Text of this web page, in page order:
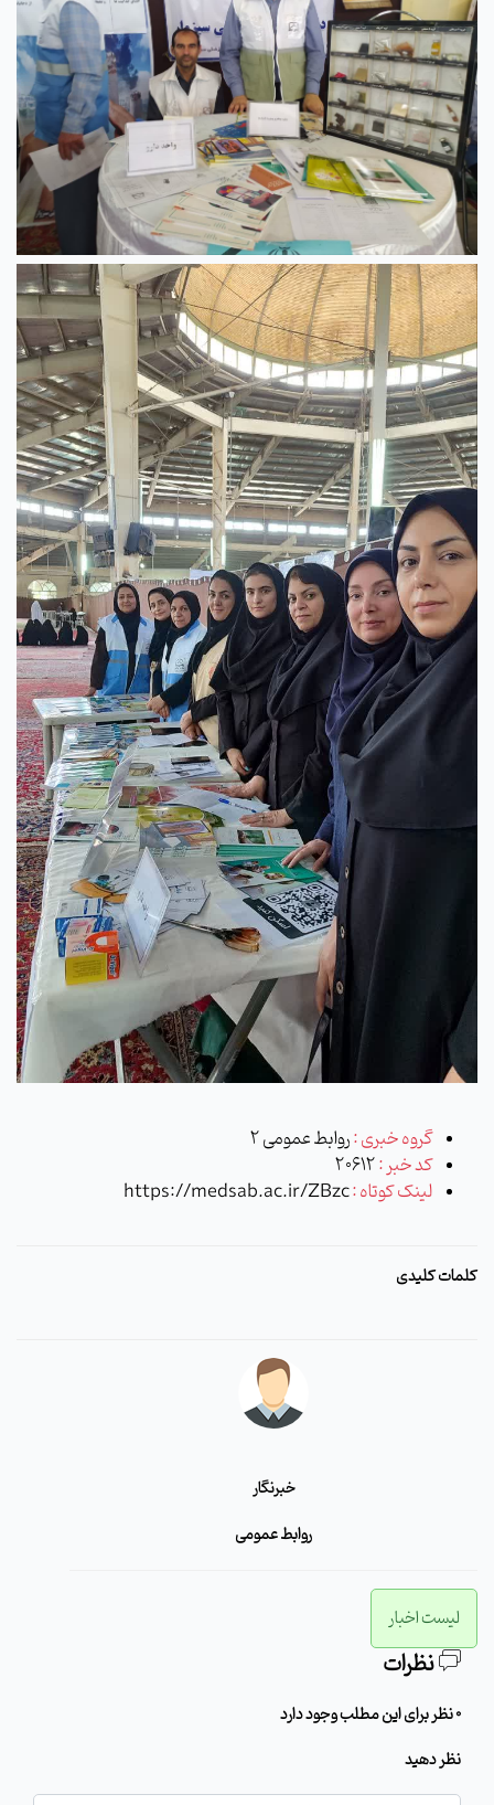
گروه خبری :روابط عمومی 2
کد خبر :20612
لینک کوتاه :https://medsab.ac.ir/ZBzc
کلمات کلیدی
خبرنگار
روابط عمومی
لیست اخبار
نظرات
0 نظر برای این مطلب وجود دارد
نظر دهید